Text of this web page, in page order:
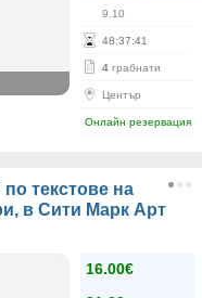
9.10
48:37:41
4 грабнати
Център
Онлайн резервация
текстове на
в Сити Марк Арт
16.00€